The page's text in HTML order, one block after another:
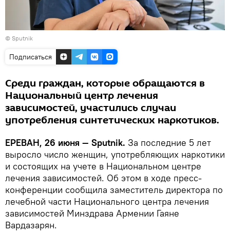
© Sputnik
Подписаться
Среди граждан, которые обращаются в
Национальный центр лечения
зависимостей, участились случаи
употребления синтетических наркотиков.
ЕРЕВАН, 26 июня — Sputnik. За последние 5 лет
выросло число женщин, употребляющих наркотики
и состоящих на учете в Национальном центре
лечения зависимостей. Об этом в ходе пресс-
конференции сообщила заместитель директора по
лечебной части Национального центра лечения
зависимостей Минздрава Армении Гаяне
Вардазарян.